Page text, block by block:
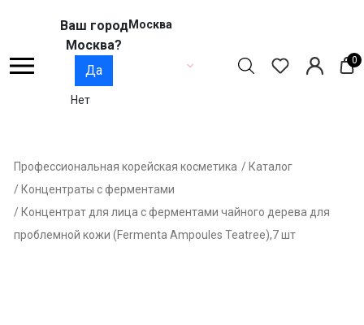
Ваш город
Москва?
Да
Нет
Москва
0
Профессиональная корейская косметика / Каталог
/ Концентраты с ферментами
/ Концентрат для лица с ферментами чайного дерева для
проблемной кожи (Fermenta Ampoules Teatree),7 шт